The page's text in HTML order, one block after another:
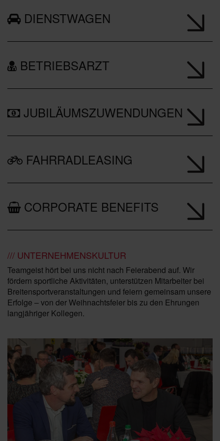
DIENSTWAGEN
BETRIEBSARZT
JUBILÄUMSZUWENDUNGEN
FAHRRADLEASING
CORPORATE BENEFITS
/// UNTERNEHMENSKULTUR
Teamgeist hört bei uns nicht nach Feierabend auf. Wir
fördern sportliche Aktivitäten, unterstützen Mitarbeiter bei
Breitensportveranstaltungen und feiern gemeinsam unsere
Erfolge – von der Weihnachtsfeier bis zu den Ehrungen
langjähriger Kollegen.
E
I
A
T
S
E
I
E
R